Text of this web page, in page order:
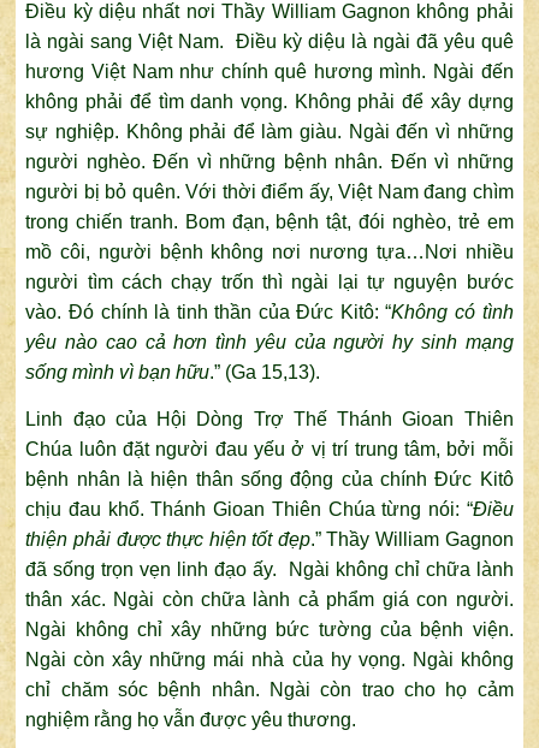
Điều kỳ diệu nhất nơi Thầy William Gagnon không phải
là ngài sang Việt Nam. Điều kỳ diệu là ngài đã yêu quê
hương Việt Nam như chính quê hương mình. Ngài đến
không phải để tìm danh vọng. Không phải để xây dựng
sự nghiệp. Không phải để làm giàu. Ngài đến vì những
người nghèo. Đến vì những bệnh nhân. Đến vì những
người bị bỏ quên. Với thời điểm ấy, Việt Nam đang chìm
trong chiến tranh. Bom đạn, bệnh tật, đói nghèo, trẻ em
mồ côi, người bệnh không nơi nương tựa…Nơi nhiều
người tìm cách chạy trốn thì ngài lại tự nguyện bước
vào. Đó chính là tinh thần của Đức Kitô: “Không có tình
yêu nào cao cả hơn tình yêu của người hy sinh mạng
sống mình vì bạn hữu.” (Ga 15,13).
Linh đạo của Hội Dòng Trợ Thế Thánh Gioan Thiên
Chúa luôn đặt người đau yếu ở vị trí trung tâm, bởi mỗi
bệnh nhân là hiện thân sống động của chính Đức Kitô
chịu đau khổ. Thánh Gioan Thiên Chúa từng nói: “Điều
thiện phải được thực hiện tốt đẹp.” Thầy William Gagnon
đã sống trọn vẹn linh đạo ấy. Ngài không chỉ chữa lành
thân xác. Ngài còn chữa lành cả phẩm giá con người.
Ngài không chỉ xây những bức tường của bệnh viện.
Ngài còn xây những mái nhà của hy vọng. Ngài không
chỉ chăm sóc bệnh nhân. Ngài còn trao cho họ cảm
nghiệm rằng họ vẫn được yêu thương.